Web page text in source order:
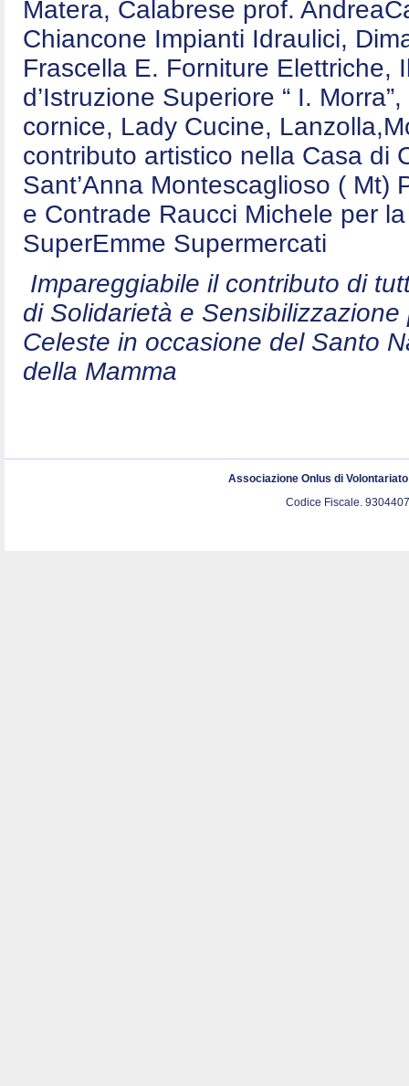
Matera, Calabrese prof.
Chiancone Impianti Idraulici,
Frascella E. Forniture Elettriche,
d’Istruzione Superiore “ I.
cornice, Lady Cucine,
contributo artistico nella Casa di
Sant’Anna Montescaglioso ( Mt)
e Contrade Raucci Michele per
SuperEmme Supermercati
Impareggiabile il contributo di
di Solidarietà e
Celeste in occasione del Santo
della Mamma
Associazione Onlus di
Codice Fiscale.